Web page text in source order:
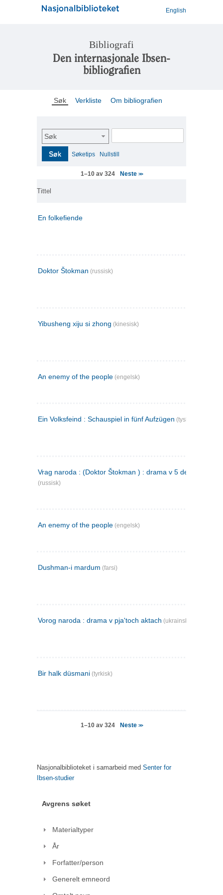
English
Bibliografi
Den internasjonale Ibsen-
bibliografien
Søk Verkliste Om bibliografien
Søk
Søk Søketips Nullstill
1–10 av 324 Neste >>
Tittel
En folkefiende
Doktor Štokman (russisk)
Yibusheng xiju si zhong (kinesisk)
An enemy of the people (engelsk)
Ein Volksfeind : Schauspiel in fünf Aufzügen (tysk)
Vrag naroda : (Doktor Štokman ) : drama v 5 dejstvijach
(russisk)
An enemy of the people (engelsk)
Dushman-i mardum (farsi)
Vorog naroda : drama v pja'toch aktach (ukrainsk)
Bir halk düsmani (tyrkisk)
1–10 av 324 Neste >>
Nasjonalbiblioteket i samarbeid med Senter for
Ibsen-studier
Avgrens søket
Materialtyper
År
Forfatter/person
Generelt emneord